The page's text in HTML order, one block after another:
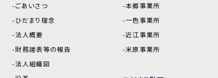
-ごあいさつ
-ひだまり理念
-法人概要
-財務諸表等の報告
-法人組織図
-本郷事業所
-一色事業所
-近江事業所
-米原事業所